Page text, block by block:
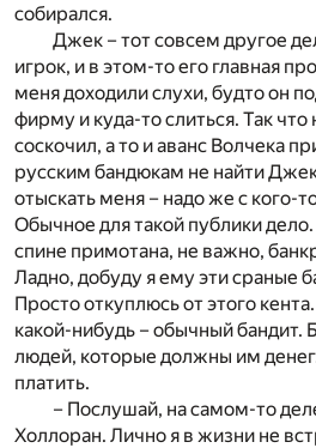
собирался.
Джек – тот совсем другое
игрок, и в этом-то его главная
меня доходили слухи, будто он
фирму и куда-то слиться. Так что
соскочил, а то и аванс Волчека
русским бандюкам не найти
отыскать меня – надо же с кого-
Обычное для такой публики дело.
спине примотана, не важно,
Ладно, добуду я ему эти сраные
Просто откуплюсь от этого
какой-нибудь – обычный бандит.
людей, которые должны им
платить.
– Послушай, на самом-то
Холлоран. Лично я в жизни не